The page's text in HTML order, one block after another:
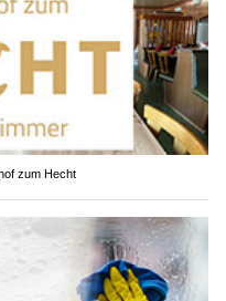
zum Hecht